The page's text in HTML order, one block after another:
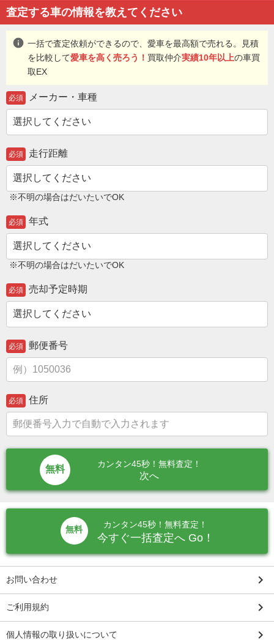
査定する車の情報を教えてください
info 一括で査定依頼ができるので、愛車を最高額で売れる。見積
を比較して愛車を高く売ろう！ 買取仲介実績10年以上の車買
取EX
必須 メーカー・車種
必須 走行距離
※不明の場合はだいたいでOK
必須 年式
※不明の場合はだいたいでOK
必須 売却予定時期
必須 郵便番号
必須 住所
カンタン45秒！無料査定！
次へ
無料
カンタン45秒！無料査定！
今すぐ一括査定へ Go！
お問い合わせ keyboard_arrow_right
ご利用規約 keyboard_arrow_right
個人情報の取り扱いについて keyboard_arrow_right